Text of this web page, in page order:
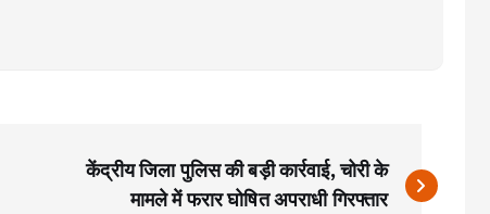
केंद्रीय जिला पुलिस की बड़ी कार्रवाई, चोरी के
मामले में फरार घोषित अपराधी गिरफ्तार